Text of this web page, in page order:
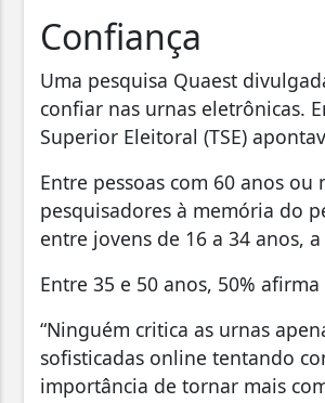
Confiança
Uma pesquisa Quaest
confiar nas urnas eletrônicas.
Superior Eleitoral (TSE)
Entre pessoas com 60 anos
pesquisadores à memória do
entre jovens de 16 a 34 anos,
Entre 35 e 50 anos, 50%
“Ninguém critica as urnas
sofisticadas online tentando
importância de tornar mais